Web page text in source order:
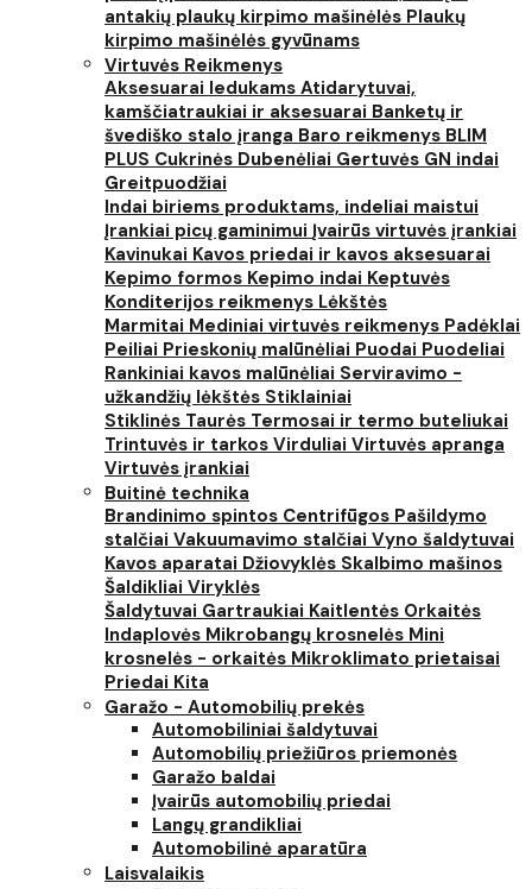
antakių plaukų kirpimo mašinėlės Plaukų
kirpimo mašinėlės gyvūnams
Virtuvės Reikmenys
Aksesuarai ledukams Atidarytuvai,
kamščiatraukiai ir aksesuarai Banketų ir
švediško stalo įranga Baro reikmenys BLIM
PLUS Cukrinės Dubenėliai Gertuvės GN indai
Greitpuodžiai
Indai biriems produktams, indeliai maistui
Įrankiai picų gaminimui Įvairūs virtuvės įrankiai
Kavinukai Kavos priedai ir kavos aksesuarai
Kepimo formos Kepimo indai Keptuvės
Konditerijos reikmenys Lėkštės
Marmitai Mediniai virtuvės reikmenys Padėklai
Peiliai Prieskonių malūnėliai Puodai Puodeliai
Rankiniai kavos malūnėliai Serviravimo -
užkandžių lėkštės Stiklainiai
Stiklinės Taurės Termosai ir termo buteliukai
Trintuvės ir tarkos Virduliai Virtuvės apranga
Virtuvės įrankiai
Buitinė technika
Brandinimo spintos Centrifūgos Pašildymo
stalčiai Vakuumavimo stalčiai Vyno šaldytuvai
Kavos aparatai Džiovyklės Skalbimo mašinos
Šaldikliai Viryklės
Šaldytuvai Gartraukiai Kaitlentės Orkaitės
Indaplovės Mikrobangų krosnelės Mini
krosnelės - orkaitės Mikroklimato prietaisai
Priedai Kita
Garažo - Automobilių prekės
Automobiliniai šaldytuvai
Automobilių priežiūros priemonės
Garažo baldai
Įvairūs automobilių priedai
Langų grandikliai
Automobilinė aparatūra
Laisvalaikis